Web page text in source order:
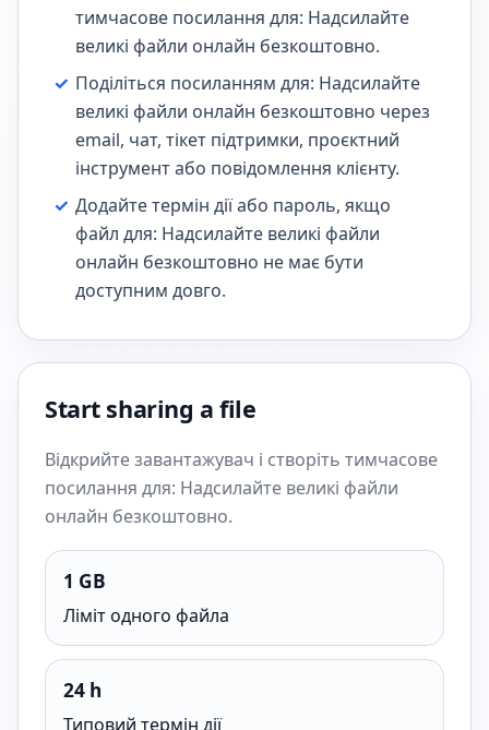
тимчасове посилання для: Надсилайте
великі файли онлайн безкоштовно.
✓ Поділіться посиланням для: Надсилайте
великі файли онлайн безкоштовно через
email, чат, тікет підтримки, проєктний
інструмент або повідомлення клієнту.
✓ Додайте термін дії або пароль, якщо
файл для: Надсилайте великі файли
онлайн безкоштовно не має бути
доступним довго.
Start sharing a file
Відкрийте завантажувач і створіть тимчасове
посилання для: Надсилайте великі файли
онлайн безкоштовно.
1 GB
Ліміт одного файла
24 h
Типовий термін дії